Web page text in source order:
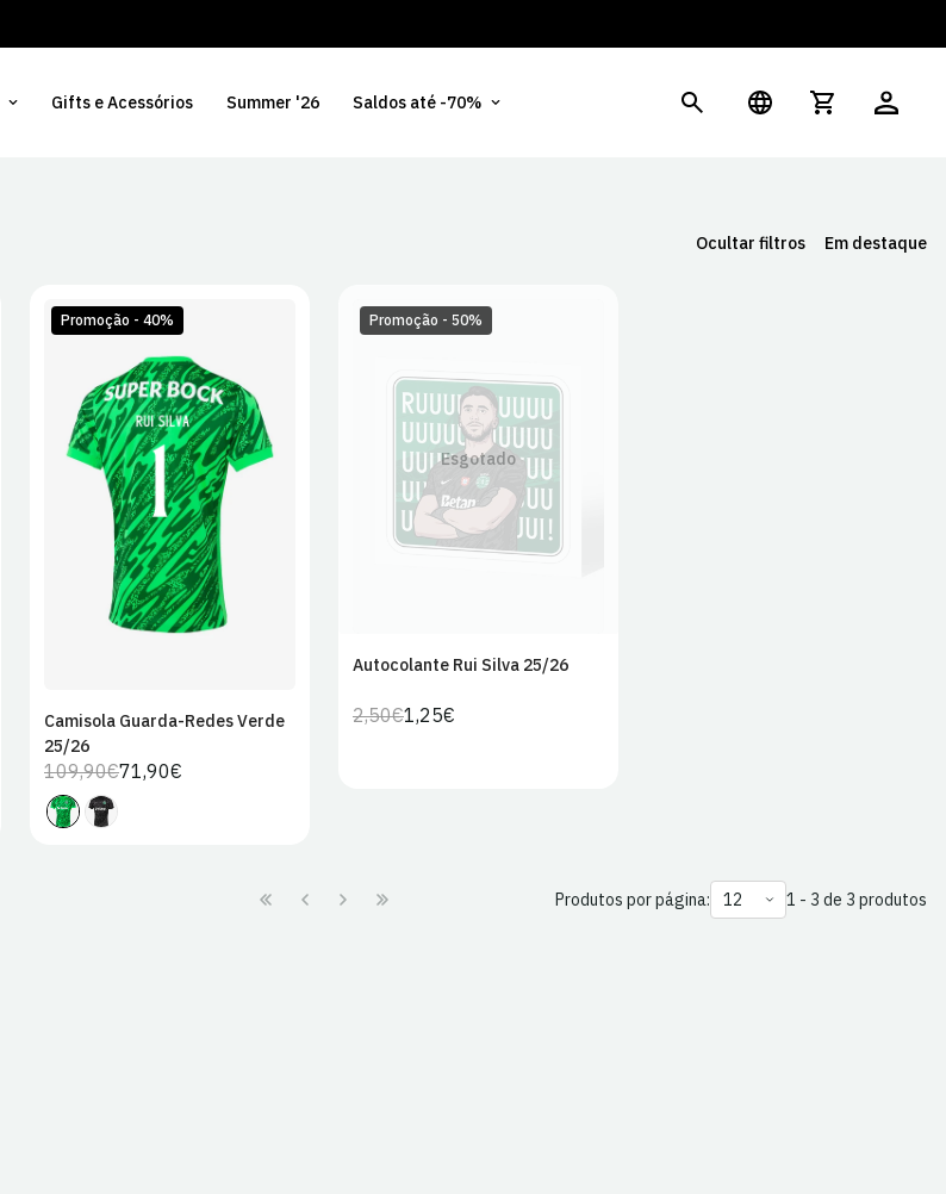
Gifts e Acessórios Summer '26 Saldos até -70%
Ocultar filtros Em destaque
Promoção - 40%
S M L XL
2XL
Camisola Guarda-Redes Verde
25/26
Preço
regular
109,90€Preço
de
71,90€
Promoção - 50%
Esgotado
Autocolante Rui Silva 25/26
Preço
2,50€Preço
1,25€
Produtos por página: 1 - 3 de 3 produtos